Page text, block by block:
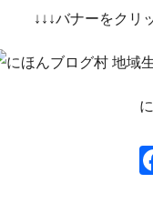
↓↓↓バナーをクリ